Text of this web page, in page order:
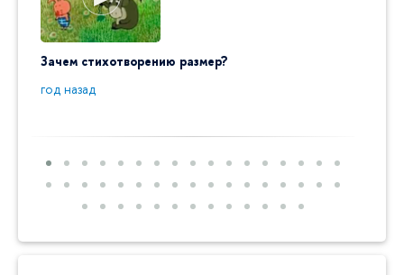
Зачем стихотворению размер?
год назад